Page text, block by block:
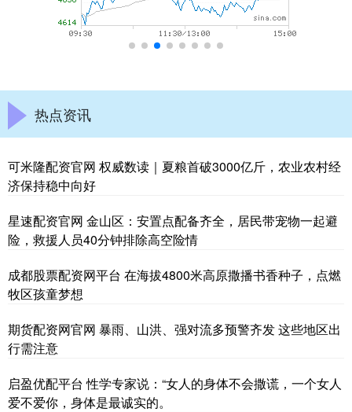
热点资讯
可米隆配资官网 权威数读｜夏粮首破3000亿斤，农业农村经
济保持稳中向好
星速配资官网 金山区：安置点配备齐全，居民带宠物一起避
险，救援人员40分钟排除高空险情
成都股票配资网平台 在海拔4800米高原撒播书香种子，点燃
牧区孩童梦想
期货配资网官网 暴雨、山洪、强对流多预警齐发 这些地区出
行需注意
启盈优配平台 性学专家说：“女人的身体不会撒谎，一个女人
爱不爱你，身体是最诚实的。